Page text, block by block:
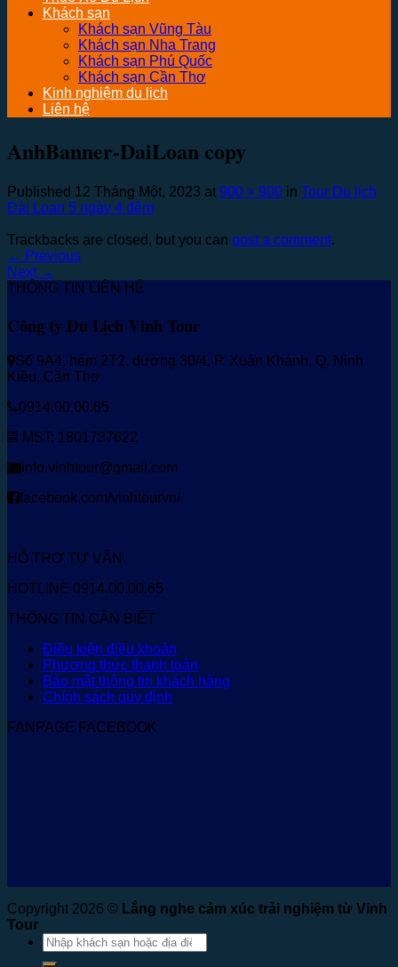
Khách sạn
Khách sạn Vũng Tàu
Khách sạn Nha Trang
Khách sạn Phú Quốc
Khách sạn Cần Thơ
Kinh nghiệm du lịch
Liên hệ
AnhBanner-DaiLoan copy
Published 12 Tháng Một, 2023 at 900 × 900 in Tour Du lịch
Đài Loan 5 ngày 4 đêm
Trackbacks are closed, but you can post a comment.
← Previous
Next →
THÔNG TIN LIÊN HỆ
Công ty Du Lịch Vinh Tour
Số 9A4, hẻm 2T2, đường 30/4, P. Xuân Khánh, Q. Ninh
Kiều, Cần Thơ
0914.00.00.65
MST: 1801737622
info.vinhtour@gmail.com
facebook.com/vinhtourvn/
HỖ TRỢ TƯ VẤN
HOTLINE 0914.00.00.65
THÔNG TIN CẦN BIẾT
Điều kiện điều khoản
Phương thức thanh toán
Bảo mật thông tin khách hàng
Chính sách quy định
FANPAGE FACEBOOK
Copyright 2026 © Lắng nghe cảm xúc trải nghiệm từ Vinh
Tour
Tìm
kiếm: